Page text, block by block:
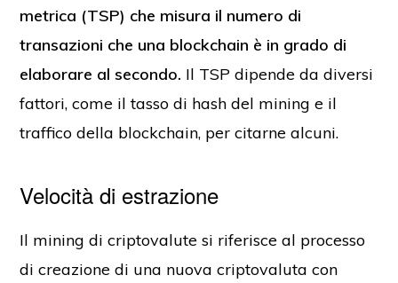
metrica (TSP) che misura il numero di
transazioni che una blockchain è in grado di
elaborare al secondo. Il TSP dipende da diversi
fattori, come il tasso di hash del mining e il
traffico della blockchain, per citarne alcuni.
Velocità di estrazione
Il mining di criptovalute si riferisce al processo
di creazione di una nuova criptovaluta con